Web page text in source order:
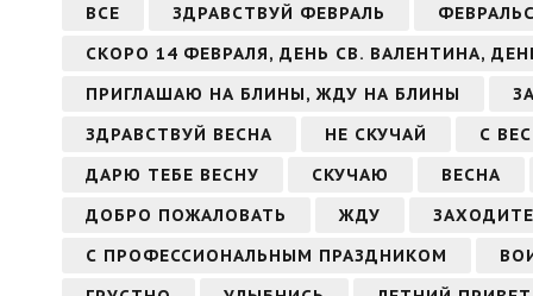
ВСЕ ЗДРАВСТВУЙ ФЕВРАЛЬ
СКОРО 14 ФЕВРАЛЯ, ДЕНЬ СВ. ВАЛЕНТИНА,
ПРИГЛАШАЮ НА БЛИНЫ, ЖДУ НА БЛИНЫ
ЗДРАВСТВУЙ ВЕСНА
НЕ СКУЧАЙ
С
ДАРЮ ТЕБЕ ВЕСНУ
СКУЧАЮ
ВЕСНА
ДОБРО ПОЖАЛОВАТЬ
ЖДУ
С ПРОФЕССИОНАЛЬНЫМ ПРАЗДНИКОМ